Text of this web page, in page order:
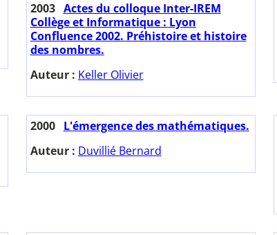
2003 Actes du colloque Inter-IREM
Collège et Informatique : Lyon
Confluence 2002. Préhistoire et histoire
des nombres.
Auteur : Keller Olivier
2000
L'émergence des mathématiques.
Auteur : Duvillié Bernard